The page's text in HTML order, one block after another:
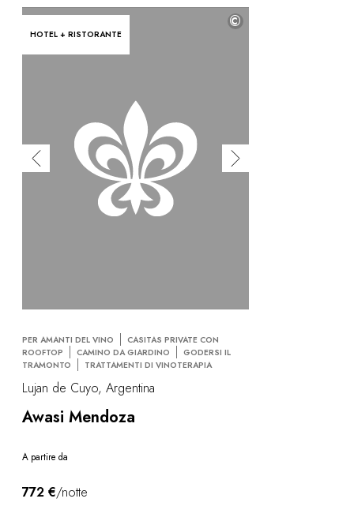
HOTEL + RISTORANTE
©
PER AMANTI DEL VINO
CASITAS PRIVATE CON
ROOFTOP
CAMINO DA GIARDINO
GODERSI IL
TRAMONTO
TRATTAMENTI DI VINOTERAPIA
Lujan de Cuyo, Argentina
Awasi Mendoza
A partire da
772 €/notte